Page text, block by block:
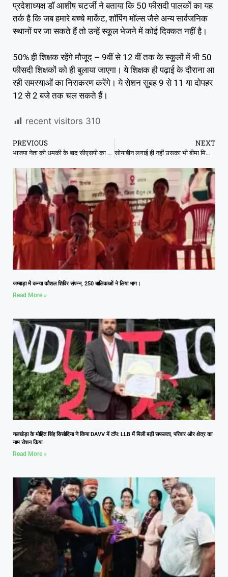
प्रदेशाध्यक्ष डाॅ आशीष चटर्जी ने बताया कि 50 फीसदी पालकाें का यह
तर्क है कि जब हमारे बच्चे मार्केट, शाॅपिंग माॅल्स जैसे अन्य सार्वजनिक
स्थानाें पर जा सकते हैं ताे उन्हें स्कूल भेजने में काेई दिक्कत नहीं है।
50% ही शिक्षक रहेंगे मौजूद – 9वीं से 12 वीं तक के स्कूलों में भी 50
फीसदी शिक्षकों को ही बुलाया जाएगा। ये शिक्षक ही पढ़ाई के दौराना आ
रही समस्याओं का निराकरण करेंगे। ये सेशन सुबह 9 से 11 या दोपहर
12 से 2 बजे तक चल सकते हैं।
recent visitors 310
PREVIOUS
भाजपा नेता की धमकी के बाद सीएसपी का ट्रांसफर, थाना प्रभारी से धक्का-मुक्की
NEXT
सोयाबीन लगाई ही नहीं उसका भी बीमा मिला, 50 किसानों को मिली 4 और 8 रुपए की राशि
जम्बाड़ा में कन्या कौशल शिविर संपन्न, 250 बालिकाओं ने लिया भाग।
Read More »
नलखेड़ा के मोहित सिंह सिसोदिया ने किया DAVV में टॉप: LLB में मिली बड़ी सफलता, परिवार और क्षेत्र का
नाम रोशन किया
Read More »